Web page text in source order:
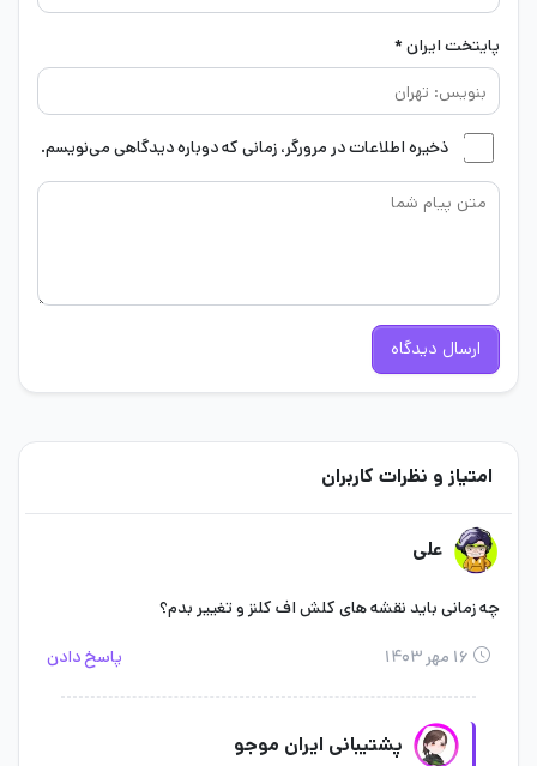
پایتخت ایران *
ذخیره اطلاعات در مرورگر، زمانی که دوباره دیدگاهی می‌نویسم.
ارسال دیدگاه
امتیاز و نظرات کاربران
علی
چه زمانی باید نقشه های کلش اف کلنز و تغییر بدم؟
۱۶ مهر ۱۴۰۳ پاسخ دادن
پشتیبانی ایران موجو